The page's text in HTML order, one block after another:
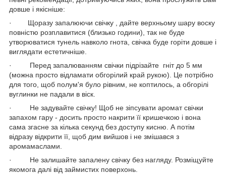
довше і якісніше:
· Щоразу запалюючи свічку , дайте верхньому шару воску
повністю розплавитися (близько години), так не буде
утворюватися тунель навколо гнота, свічка буде горіти довше і
виглядати естетичніше.
· Перед запалюванням свічки підрізайте гніт до 5 мм
(можна просто відламати обгорілий край рукою). Це потрібно
для того, щоб полум'я було рівним, не коптилось, а обгорілі
вуглинки не падали в віск.
· Не задувайте свічку! Щоб не зіпсувати аромат свічки
запахом гару - досить просто накрити її кришечкою і вона
сама згасне за кілька секунд без доступу кисню. А потім
відразу відкрити її, щоб дим вийшов і не змішався з
аромамаслами.
· Не залишайте запалену свічку без нагляду. Розміщуйте
якомога далі від займистих поверхонь.